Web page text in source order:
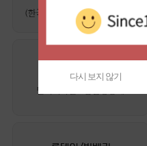
다시 보지 않기